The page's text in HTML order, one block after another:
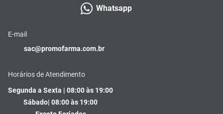
Whatsapp
E-mail
sac@promofarma.com.br
Horários de Atendimento
Segunda a Sexta | 08:00 às 19:00
Sábado| 08:00 às 19:00